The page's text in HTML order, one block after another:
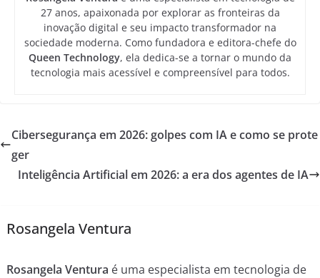
27 anos, apaixonada por explorar as fronteiras da
inovação digital e seu impacto transformador na
sociedade moderna. Como fundadora e editora-chefe do
Queen Technology, ela dedica-se a tornar o mundo da
tecnologia mais acessível e compreensível para todos.
Cibersegurança em 2026: golpes com IA e como se prote
ger
Inteligência Artificial em 2026: a era dos agentes de IA
Rosangela Ventura
Rosangela Ventura é uma especialista em tecnologia de